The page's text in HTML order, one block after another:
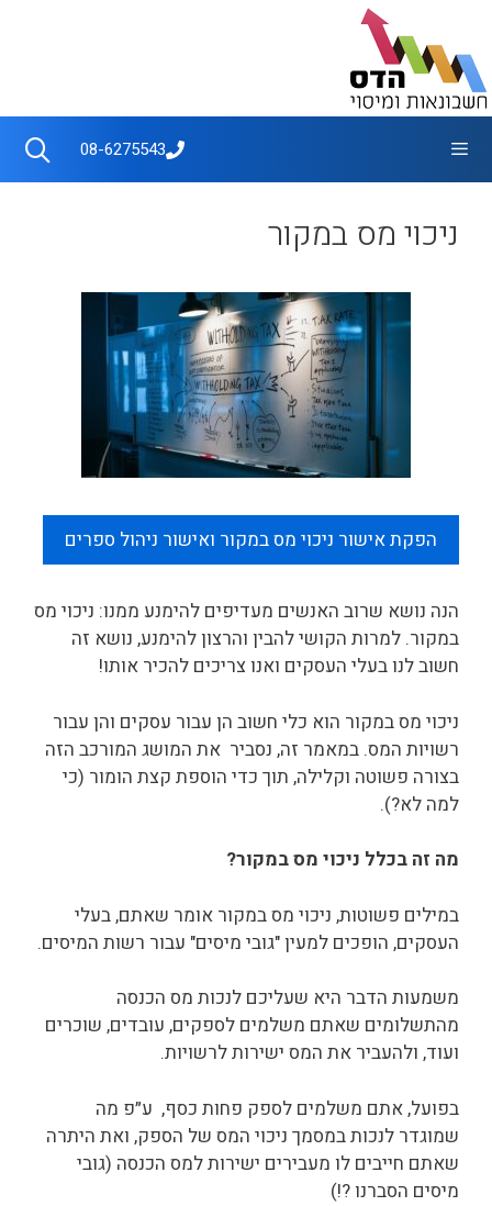
08-6275543
ניכוי מס במקור
הפקת אישור ניכוי מס במקור ואישור ניהול ספרים
הנה נושא שרוב האנשים מעדיפים להימנע ממנו: ניכוי מס
במקור. למרות הקושי להבין והרצון להימנע, נושא זה
חשוב לנו בעלי העסקים ואנו צריכים להכיר אותו!
ניכוי מס במקור הוא כלי חשוב הן עבור עסקים והן עבור
רשויות המס. במאמר זה, נסביר את המושג המורכב הזה
בצורה פשוטה וקלילה, תוך כדי הוספת קצת הומור (כי
למה לא?).
מה זה בכלל ניכוי מס במקור?
במילים פשוטות, ניכוי מס במקור אומר שאתם, בעלי
העסקים, הופכים למעין "גובי מיסים" עבור רשות המיסים.
משמעות הדבר היא שעליכם לנכות מס הכנסה
מהתשלומים שאתם משלמים לספקים, עובדים, שוכרים
ועוד, ולהעביר את המס ישירות לרשויות.
בפועל, אתם משלמים לספק פחות כסף, ע״פ מה
שמוגדר לנכות במסמך ניכוי המס של הספק, ואת היתרה
שאתם חייבים לו מעבירים ישירות למס הכנסה (גובי
מיסים הסברנו ?!)